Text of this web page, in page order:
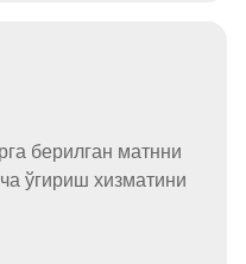
берилган матнни
ўгириш хизматини